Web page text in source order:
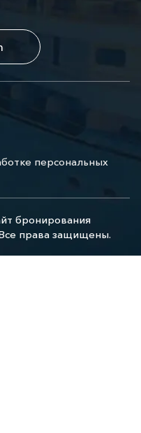
персональных
бронирования
права защищены.